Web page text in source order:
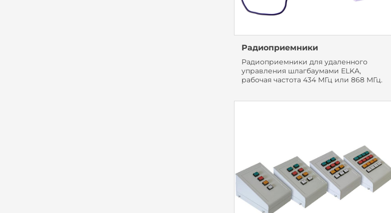
Радиоприемники
Радиоприемники для удаленного
управления шлагбаумами ELKA,
рабочая частота 434 МГц или 868 МГц.